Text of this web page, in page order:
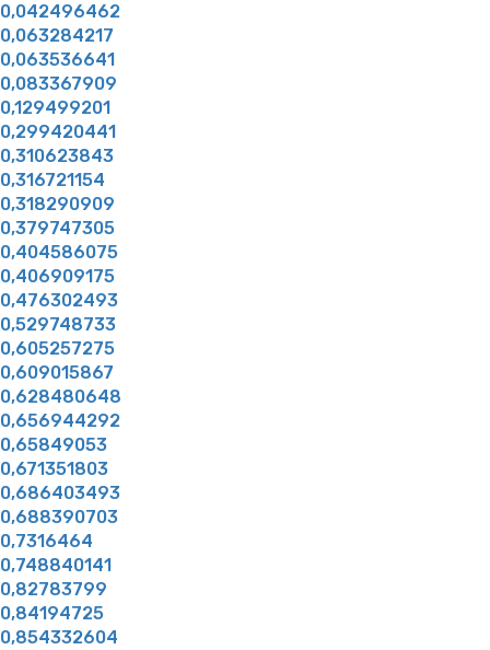
0,042496462
0,063284217
0,063536641
0,083367909
0,129499201
0,299420441
0,310623843
0,316721154
0,318290909
0,379747305
0,404586075
0,406909175
0,476302493
0,529748733
0,605257275
0,609015867
0,628480648
0,656944292
0,65849053
0,671351803
0,686403493
0,688390703
0,7316464
0,748840141
0,82783799
0,84194725
0,854332604